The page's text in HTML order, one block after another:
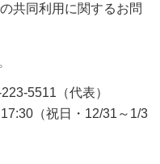
共同利用に関するお問
5511（代表）
（祝日・12/31～1/3